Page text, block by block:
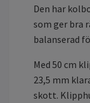
Den har
som ger bra
balanserad
Med 50 cm
23,5 mm
skott.